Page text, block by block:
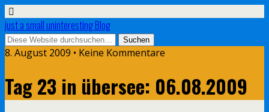
just a small uninteresting Blog
8. August 2009 • Keine Kommentare
Tag 23 in übersee: 06.08.2009